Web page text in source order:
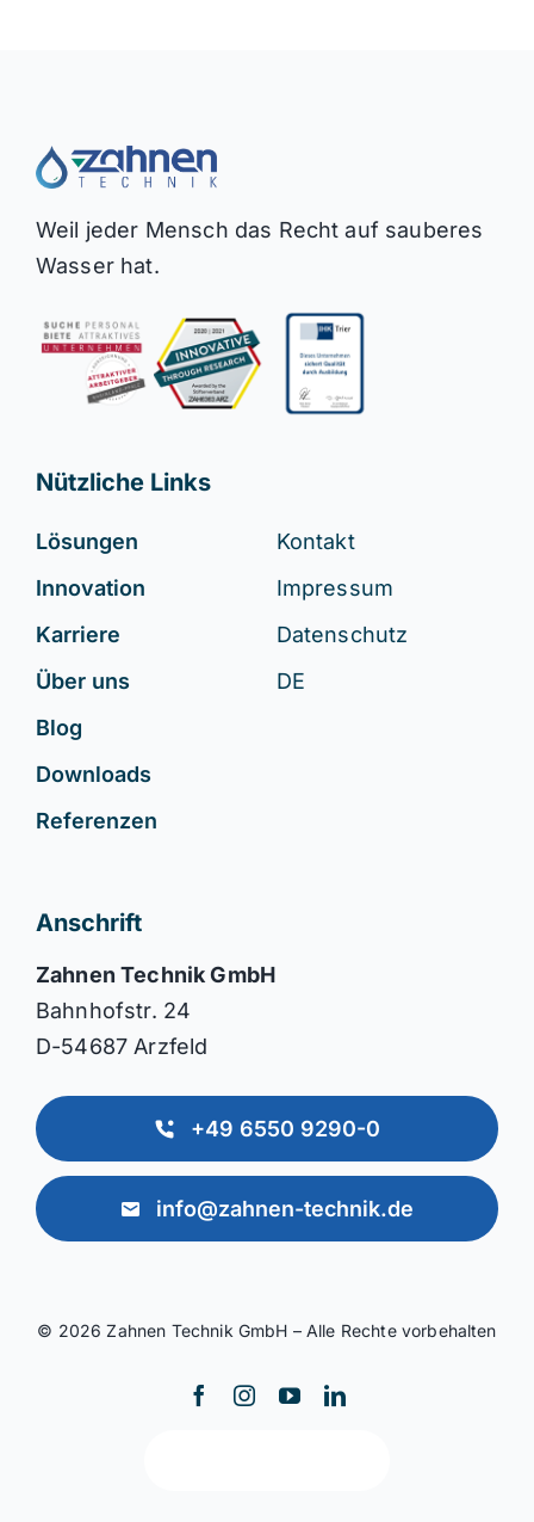
Weil jeder Mensch das Recht auf sauberes
Wasser hat.
Nützliche Links
Lösungen
Innovation
Karriere
Über uns
Blog
Downloads
Referenzen
Kontakt
Impressum
Datenschutz
DE
Anschrift
Zahnen Technik GmbH
Bahnhofstr. 24
D-54687 Arzfeld
+49 6550 9290-0
info@zahnen-technik.de
© 2026 Zahnen Technik GmbH – Alle Rechte vorbehalten